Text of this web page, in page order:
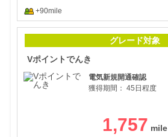
+90mile
グレード対象
Vポイントでんき
電気新規開通確認
獲得期間： 45日程度
1,757